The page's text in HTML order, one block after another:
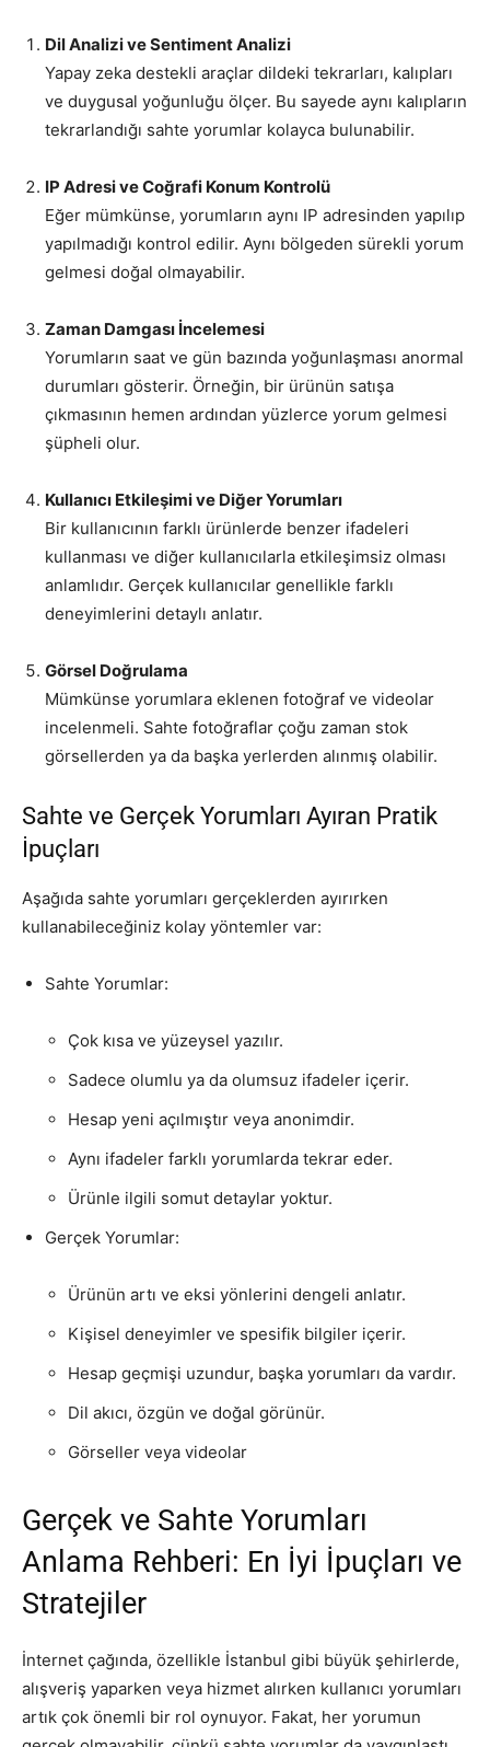
Dil Analizi ve Sentiment Analizi
Yapay zeka destekli araçlar dildeki tekrarları, kalıpları
ve duygusal yoğunluğu ölçer. Bu sayede aynı kalıpların
tekrarlandığı sahte yorumlar kolayca bulunabilir.
IP Adresi ve Coğrafi Konum Kontrolü
Eğer mümkünse, yorumların aynı IP adresinden yapılıp
yapılmadığı kontrol edilir. Aynı bölgeden sürekli yorum
gelmesi doğal olmayabilir.
Zaman Damgası İncelemesi
Yorumların saat ve gün bazında yoğunlaşması anormal
durumları gösterir. Örneğin, bir ürünün satışa
çıkmasının hemen ardından yüzlerce yorum gelmesi
şüpheli olur.
Kullanıcı Etkileşimi ve Diğer Yorumları
Bir kullanıcının farklı ürünlerde benzer ifadeleri
kullanması ve diğer kullanıcılarla etkileşimsiz olması
anlamlıdır. Gerçek kullanıcılar genellikle farklı
deneyimlerini detaylı anlatır.
Görsel Doğrulama
Mümkünse yorumlara eklenen fotoğraf ve videolar
incelenmeli. Sahte fotoğraflar çoğu zaman stok
görsellerden ya da başka yerlerden alınmış olabilir.
Sahte ve Gerçek Yorumları Ayıran Pratik
İpuçları
Aşağıda sahte yorumları gerçeklerden ayırırken
kullanabileceğiniz kolay yöntemler var:
Sahte Yorumlar:
Çok kısa ve yüzeysel yazılır.
Sadece olumlu ya da olumsuz ifadeler içerir.
Hesap yeni açılmıştır veya anonimdir.
Aynı ifadeler farklı yorumlarda tekrar eder.
Ürünle ilgili somut detaylar yoktur.
Gerçek Yorumlar:
Ürünün artı ve eksi yönlerini dengeli anlatır.
Kişisel deneyimler ve spesifik bilgiler içerir.
Hesap geçmişi uzundur, başka yorumları da vardır.
Dil akıcı, özgün ve doğal görünür.
Görseller veya videolar
Gerçek ve Sahte Yorumları
Anlama Rehberi: En İyi İpuçları ve
Stratejiler
İnternet çağında, özellikle İstanbul gibi büyük şehirlerde,
alışveriş yaparken veya hizmet alırken kullanıcı yorumları
artık çok önemli bir rol oynuyor. Fakat, her yorumun